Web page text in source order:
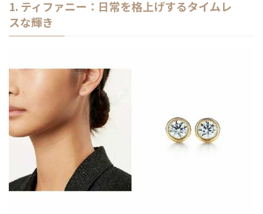
1. ティファニー：日常を格上げするタイムレ
スな輝き